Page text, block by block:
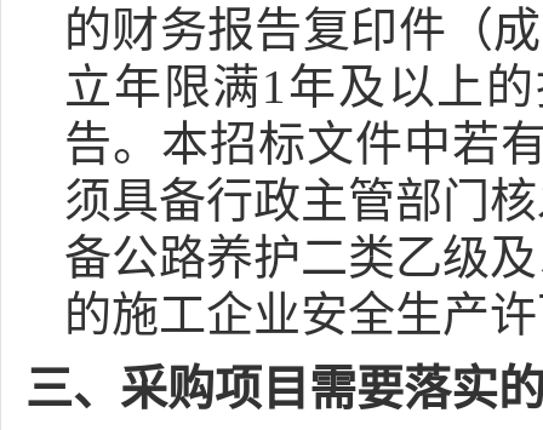
的财务报告复印件（
立年限满1年及以上
告。本招标文件中若
须具备行政主管部门
备公路养护二类乙级
的施工企业安全生产
三、采购项目需要落实